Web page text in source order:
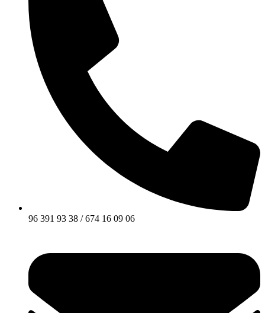
96 391 93 38 / 674 16 09 06